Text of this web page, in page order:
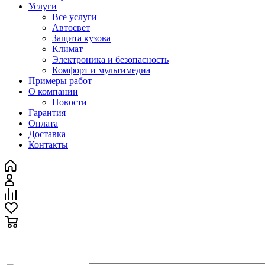
Услуги
Все услуги
Автосвет
Защита кузова
Климат
Электроника и безопасность
Комфорт и мультимедиа
Примеры работ
О компании
Новости
Гарантия
Оплата
Доставка
Контакты